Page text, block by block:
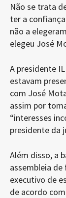
Não se trata
ter a
não a
elegeu José
A presidente
estavam
com José
assim por
“interesses
presidente da
Além disso, a
assembleia de
executivo de
de acordo